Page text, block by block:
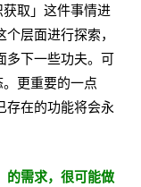
取」这件事情进
层面进行探索，
多下一些功夫。可
更重要的一点
存在的功能将会永
的需求，很可能做